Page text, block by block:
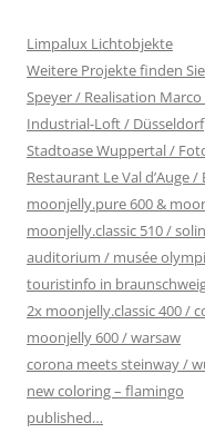
Limpalux Lichtobjekte
Weitere Projekte finden
Speyer / Realisation Marco
Industrial-Loft / Düsseldorf
Stadtoase Wuppertal /
Restaurant Le Val d’Auge
moonjelly.pure 600 &
moonjelly.classic 510 /
auditorium / musée
touristinfo in
2x moonjelly.classic 400 /
moonjelly 600 / warsaw
corona meets steinway /
new coloring – flamingo
published…